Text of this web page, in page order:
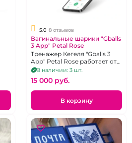
5.0 8 отзывов
Вагинальные шарики "Gballs
3 App" Petal Rose
Тренажер Кегеля "Gballs 3
App" Petal Rose работает от
приложения Magic Kegel
В наличии: 3 шт.
15 000 pуб.
В корзину